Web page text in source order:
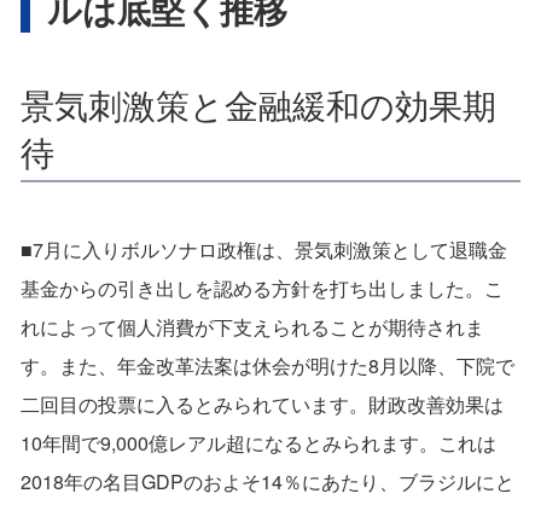
景気刺激策と金融緩和の効果期
待
■7月に入りボルソナロ政権は、景気刺激策として退職金
基金からの引き出しを認める方針を打ち出しました。こ
れによって個人消費が下支えられることが期待されま
す。また、年金改革法案は休会が明けた8月以降、下院で
二回目の投票に入るとみられています。財政改善効果は
10年間で9,000億レアル超になるとみられます。これは
2018年の名目GDPのおよそ14％にあたり、ブラジルにと